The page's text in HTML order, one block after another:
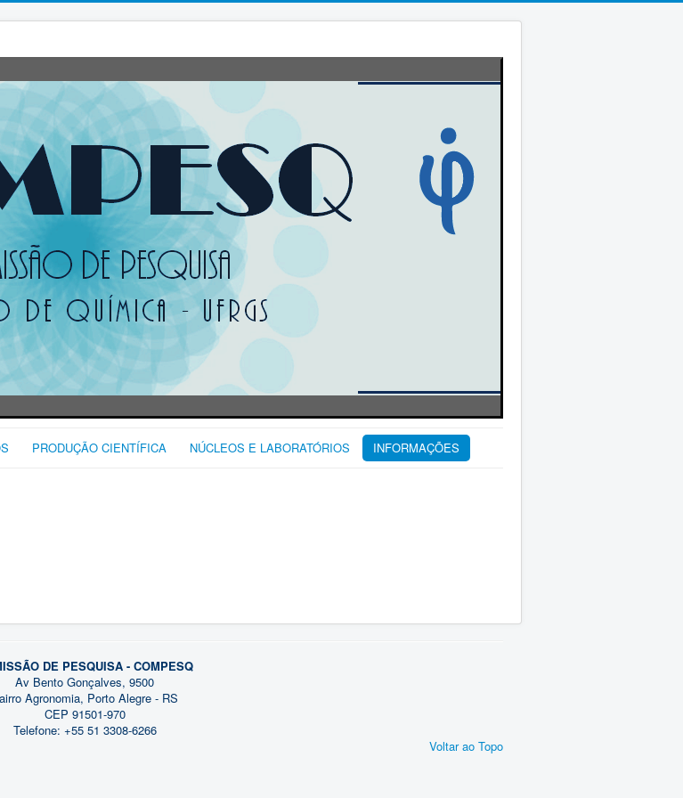
PRODUÇÃO CIENTÍFICA NÚCLEOS E LABORATÓRIOS INFORMAÇÕES
DE PESQUISA - COMPESQ
Av Bento Gonçalves, 9500
Agronomia, Porto Alegre - RS
CEP 91501-970
Telefone: +55 51 3308-6266
Voltar ao Topo